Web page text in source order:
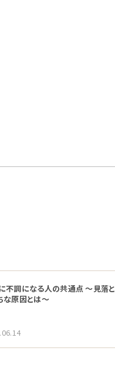
不調になる人の共通点 〜見落と
な原因とは〜